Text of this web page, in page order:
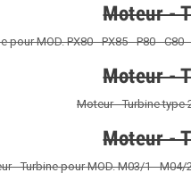
Moteur -
pour MOD. PX80 - PX85 - P80 - C80
Moteur -
Moteur - Turbine type
Moteur -
- Turbine pour MOD. M03/1 - M04/